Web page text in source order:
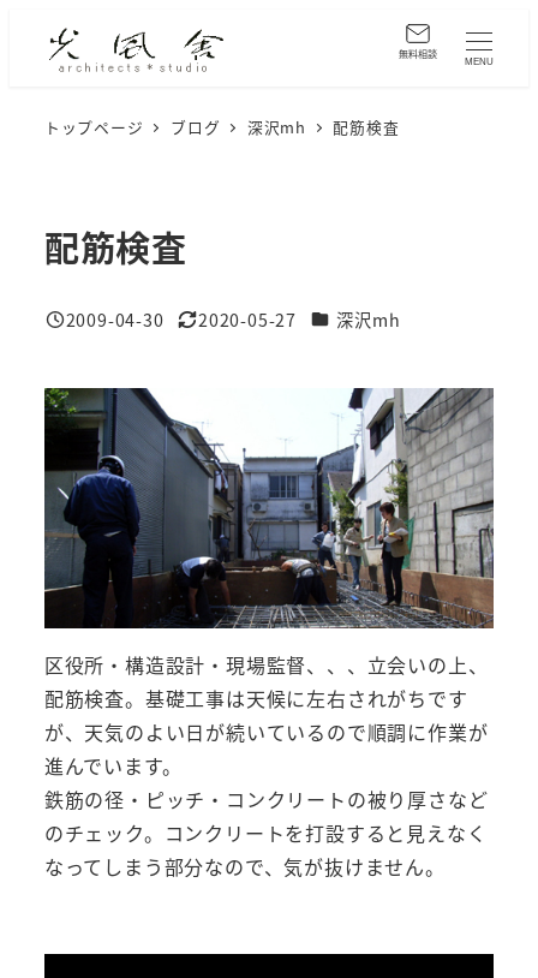
MENU
トップページ ブログ 深沢mh 配筋検査
配筋検査
投稿日
2009-04-30
更新日
2020-05-27 カテゴリー
深沢mh
区役所・構造設計・現場監督、、、立会いの上、
配筋検査。基礎工事は天候に左右されがちです
が、天気のよい日が続いているので順調に作業が
進んでいます。
鉄筋の径・ピッチ・コンクリートの被り厚さなど
のチェック。コンクリートを打設すると見えなく
なってしまう部分なので、気が抜けません。
無料相談